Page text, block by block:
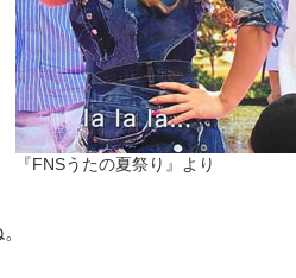
『FNSうたの夏祭り』より